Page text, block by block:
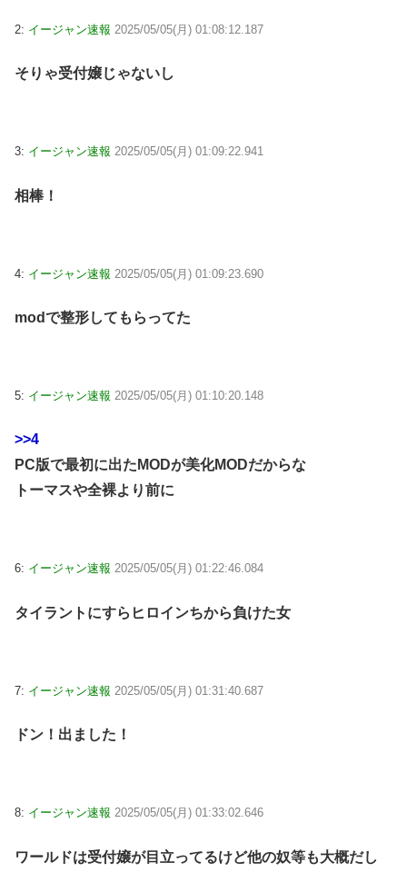
2: イージャン速報 2025/05/05(月) 01:08:12.187
そりゃ受付嬢じゃないし
3: イージャン速報 2025/05/05(月) 01:09:22.941
相棒！
4: イージャン速報 2025/05/05(月) 01:09:23.690
modで整形してもらってた
5: イージャン速報 2025/05/05(月) 01:10:20.148
>>4
PC版で最初に出たMODが美化MODだからな
トーマスや全裸より前に
6: イージャン速報 2025/05/05(月) 01:22:46.084
タイラントにすらヒロインちから負けた女
7: イージャン速報 2025/05/05(月) 01:31:40.687
ドン！出ました！
8: イージャン速報 2025/05/05(月) 01:33:02.646
ワールドは受付嬢が目立ってるけど他の奴等も大概だし